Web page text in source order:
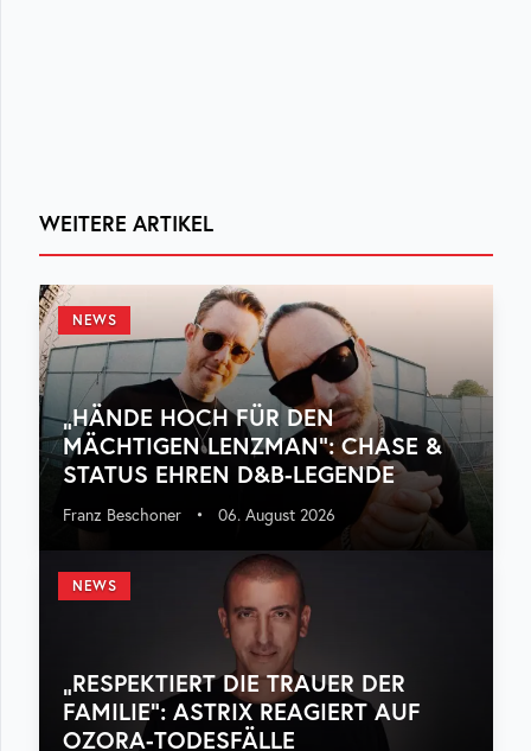
WEITERE ARTIKEL
NEWS
„HÄNDE HOCH FÜR DEN
MÄCHTIGEN LENZMAN“: CHASE &
STATUS EHREN D&B-LEGENDE
Franz Beschoner • 06. August 2026
NEWS
„RESPEKTIERT DIE TRAUER DER
FAMILIE“: ASTRIX REAGIERT AUF
OZORA-TODESFÄLLE